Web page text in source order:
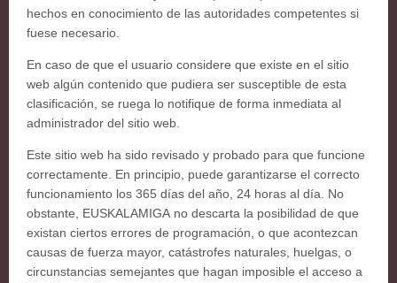
hechos en conocimiento de las autoridades competentes si
fuese necesario.
En caso de que el usuario considere que existe en el sitio
web algún contenido que pudiera ser susceptible de esta
clasificación, se ruega lo notifique de forma inmediata al
administrador del sitio web.
Este sitio web ha sido revisado y probado para que funcione
correctamente. En principio, puede garantizarse el correcto
funcionamiento los 365 días del año, 24 horas al día. No
obstante, EUSKALAMIGA no descarta la posibilidad de que
existan ciertos errores de programación, o que acontezcan
causas de fuerza mayor, catástrofes naturales, huelgas, o
circunstancias semejantes que hagan imposible el acceso a